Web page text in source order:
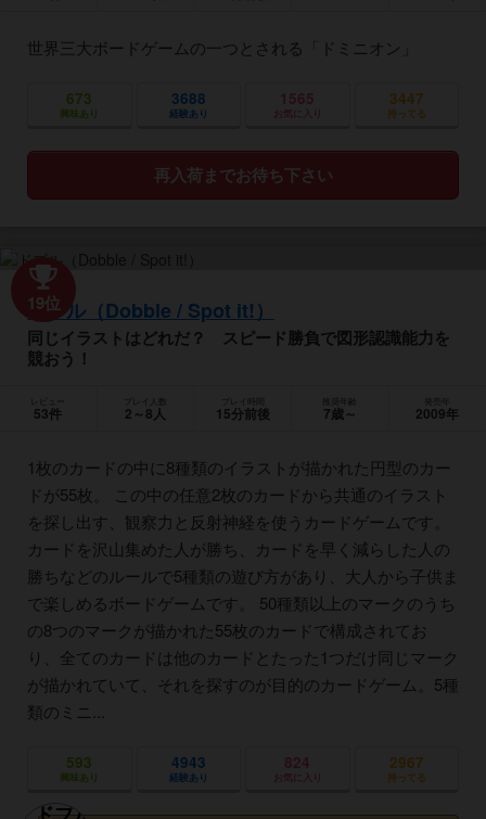
世界三大ボードゲームの一つとされる「ドミニオン」
673
興味あり
3688
経験あり
1565
お気に入り
3447
持ってる
再入荷までお待ち下さい
19位
ドブル（Dobble / Spot it!）
同じイラストはどれだ？ スピード勝負で図形認識能力を
競おう！
53件
プレイ人数
2～8人 15分前後
推奨年齢
7歳～ 2009年
1枚のカードの中に8種類のイラストが描かれた円型のカー
ドが55枚。 この中の任意2枚のカードから共通のイラスト
を探し出す、観察力と反射神経を使うカードゲームです。
カードを沢山集めた人が勝ち、カードを早く減らした人の
勝ちなどのルールで5種類の遊び方があり、大人から子供ま
で楽しめるボードゲームです。 50種類以上のマークのうち
の8つのマークが描かれた55枚のカードで構成されてお
り、全てのカードは他のカードとたった1つだけ同じマーク
が描かれていて、それを探すのが目的のカードゲーム。5種
類のミニ...
593
興味あり
4943
経験あり
824
お気に入り
2967
持ってる